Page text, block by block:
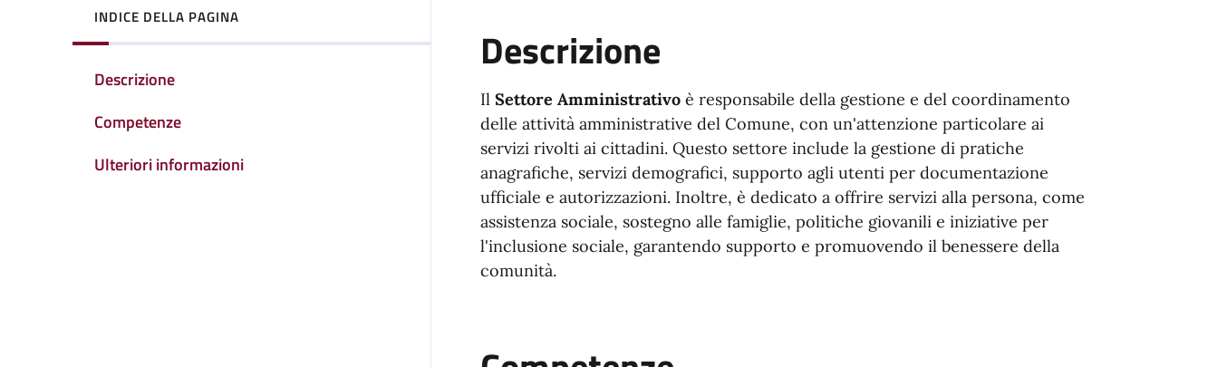
INDICE DELLA PAGINA
Descrizione
Competenze
Ulteriori informazioni
Descrizione
Il Settore Amministrativoè responsabile della gestione e del coordinamento
delle attività amministrative del Comune, con un'attenzione particolare ai
servizi rivolti ai cittadini. Questo settore include la gestione di pratiche
anagrafiche, servizi demografici, supporto agli utenti per documentazione
ufficiale e autorizzazioni. Inoltre, è dedicato a offrire servizi alla persona, come
assistenza sociale, sostegno alle famiglie, politiche giovanili e iniziative per
l'inclusione sociale, garantendo supporto e promuovendo il benessere della
comunità.